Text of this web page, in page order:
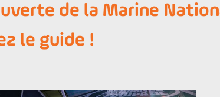
de la Marine
le guide !